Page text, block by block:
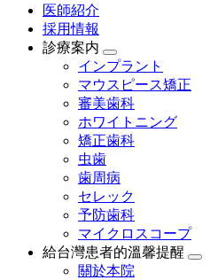
医師紹介
採用情報
診療案内
インプラント
マウスピース矯正
審美歯科
ホワイトニング
矯正歯科
虫歯
歯周病
セレック
予防歯科
マイクロスコープ
給台灣患者的溫馨提醒
關於本院